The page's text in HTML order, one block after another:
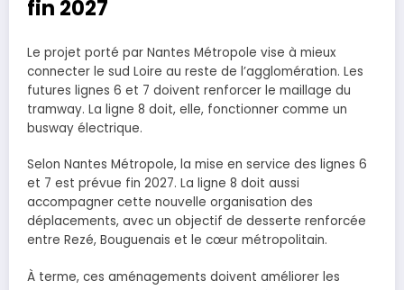
fin 2027
Le projet porté par Nantes Métropole vise à mieux
connecter le sud Loire au reste de l’agglomération. Les
futures lignes 6 et 7 doivent renforcer le maillage du
tramway. La ligne 8 doit, elle, fonctionner comme un
busway électrique.
Selon Nantes Métropole, la mise en service des lignes 6
et 7 est prévue fin 2027. La ligne 8 doit aussi
accompagner cette nouvelle organisation des
déplacements, avec un objectif de desserte renforcée
entre Rezé, Bouguenais et le cœur métropolitain.
À terme, ces aménagements doivent améliorer les